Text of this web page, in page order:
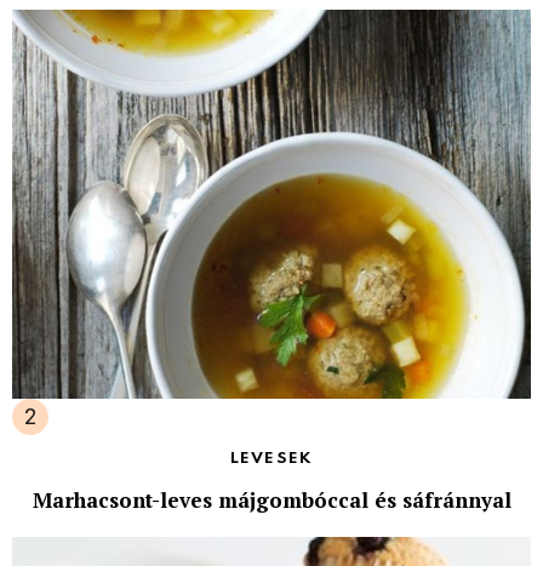
LEVESEK
Marhacsont-leves májgombóccal és sáfránnyal